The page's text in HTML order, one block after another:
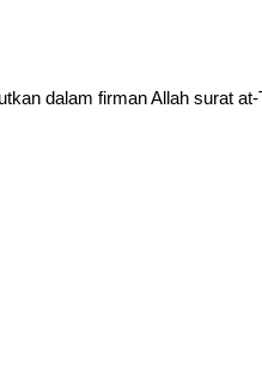
dalam firman Allah surat